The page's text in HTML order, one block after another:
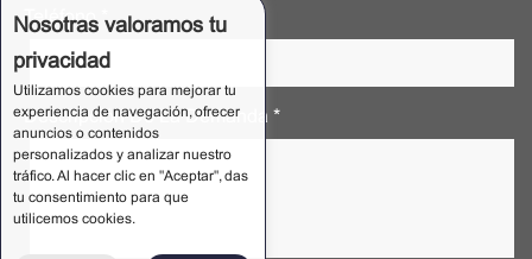
Nosotras valoramos tu
privacidad
Utilizamos cookies para mejorar tu
experiencia de navegación, ofrecer
anuncios o contenidos
personalizados y analizar nuestro
tráfico. Al hacer clic en "Aceptar", das
tu consentimiento para que
utilicemos cookies.
Teléfono *
Descripción De La Demanda *